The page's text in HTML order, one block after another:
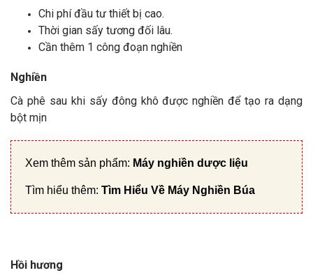
Chi phí đầu tư thiết bị cao.
Thời gian sấy tương đối lâu.
Cần thêm 1 công đoạn nghiền
Nghiền
Cà phê sau khi sấy đông khô được nghiền để tạo ra dạng
bột mịn
Xem thêm sản phẩm: Máy nghiền dược liệu
Tìm hiểu thêm: Tìm Hiểu Về Máy Nghiền Búa
Hồi hương